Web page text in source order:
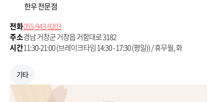
한우 전문점
전화055-943-9203
주소경남 거창군 거창읍 거함대로 3182
시간11:30-21:00 (브레이크타임 14:30 - 17:30 (평일)) / 휴무월, 화
기타